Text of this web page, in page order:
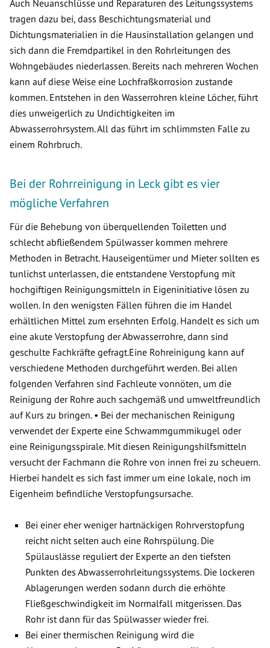
Auch Neuanschlüsse und Reparaturen des Leitungssystems
tragen dazu bei, dass Beschichtungsmaterial und
Dichtungsmaterialien in die Hausinstallation gelangen und
sich dann die Fremdpartikel in den Rohrleitungen des
Wohngebäudes niederlassen. Bereits nach mehreren Wochen
kann auf diese Weise eine Lochfraßkorrosion zustande
kommen. Entstehen in den Wasserrohren kleine Löcher, führt
dies unweigerlich zu Undichtigkeiten im
Abwasserrohrsystem. All das führt im schlimmsten Falle zu
einem Rohrbruch.
Bei der Rohrreinigung in Leck gibt es vier
mögliche Verfahren
Für die Behebung von überquellenden Toiletten und
schlecht abfließendem Spülwasser kommen mehrere
Methoden in Betracht. Hauseigentümer und Mieter sollten es
tunlichst unterlassen, die entstandene Verstopfung mit
hochgiftigen Reinigungsmitteln in Eigeninitiative lösen zu
wollen. In den wenigsten Fällen führen die im Handel
erhältlichen Mittel zum ersehnten Erfolg. Handelt es sich um
eine akute Verstopfung der Abwasserrohre, dann sind
geschulte Fachkräfte gefragt.Eine Rohreinigung kann auf
verschiedene Methoden durchgeführt werden. Bei allen
folgenden Verfahren sind Fachleute vonnöten, um die
Reinigung der Rohre auch sachgemäß und umweltfreundlich
auf Kurs zu bringen. • Bei der mechanischen Reinigung
verwendet der Experte eine Schwammgummikugel oder
eine Reinigungsspirale. Mit diesen Reinigungshilfsmitteln
versucht der Fachmann die Rohre von innen frei zu scheuern.
Hierbei handelt es sich fast immer um eine lokale, noch im
Eigenheim befindliche Verstopfungsursache.
Bei einer eher weniger hartnäckigen Rohrverstopfung
reicht nicht selten auch eine Rohrspülung. Die
Spülauslässe reguliert der Experte an den tiefsten
Punkten des Abwasserrohrleitungssystems. Die lockeren
Ablagerungen werden sodann durch die erhöhte
Fließgeschwindigkeit im Normalfall mitgerissen. Das
Rohr ist dann für das Spülwasser wieder frei.
Bei einer thermischen Reinigung wird die